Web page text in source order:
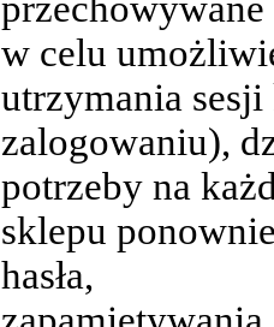
w celu
utrzymania
zalogowaniu),
potrzeby na
sklepu
hasła,